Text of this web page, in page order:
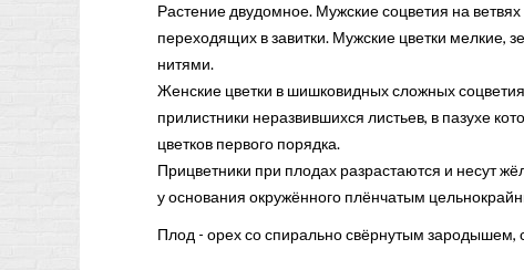
Растение двудомное. Мужские соцветия на
переходящих в завитки. Мужские цветки мелкие,
нитями.
Женские цветки в шишковидных сложных
прилистники неразвившихся листьев, в пазухе
цветков первого порядка.
Прицветники при плодах разрастаются и несут
у основания окружённого плёнчатым
Плод - орех со спирально свёрнутым зародышем,